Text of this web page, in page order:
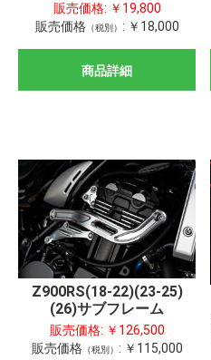
販売価格: ￥19,800
販売価格（税別） : ￥18,000
商品詳細
Z900RS(18-22)(23-25)
(26)サブフレーム
販売価格: ￥126,500
販売価格（税別） : ￥115,000